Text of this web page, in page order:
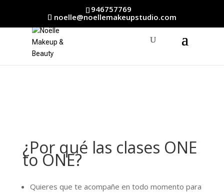
946757769
noelle@noellemakeupstudio.com
¿Por qué las clases ONE
to ONE?
Quieres que te acompañe en todo momento para